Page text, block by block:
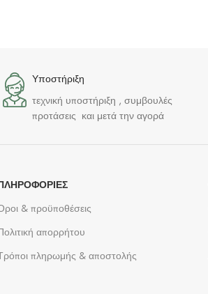
Υποστήριξη
τεχνική υποστήριξη , συμβουλές
προτάσεις και μετά την αγορά
& προϋποθέσεις
απορρήτου
πληρωμής & αποστολής